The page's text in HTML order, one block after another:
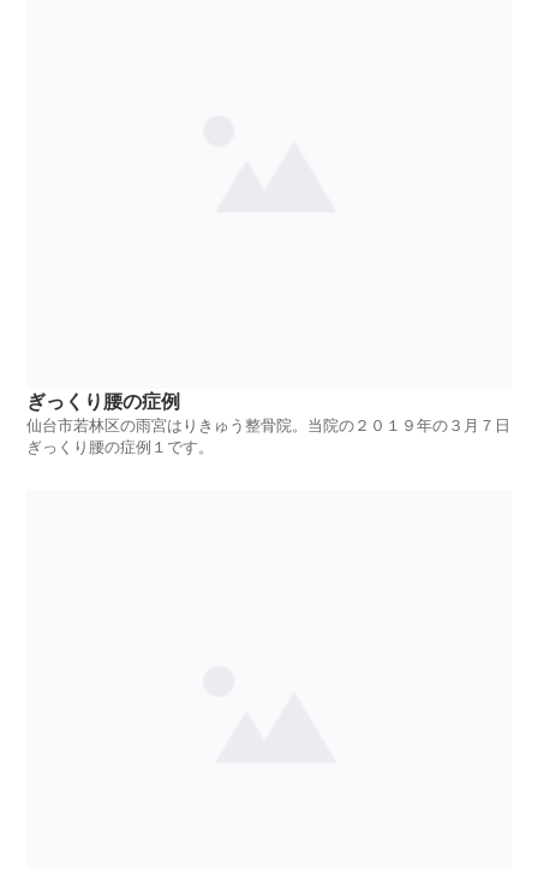
ぎっくり腰の症例
仙台市若林区の雨宮はりきゅう整骨院。当院の２０１９年の３月７日
ぎっくり腰の症例１です。